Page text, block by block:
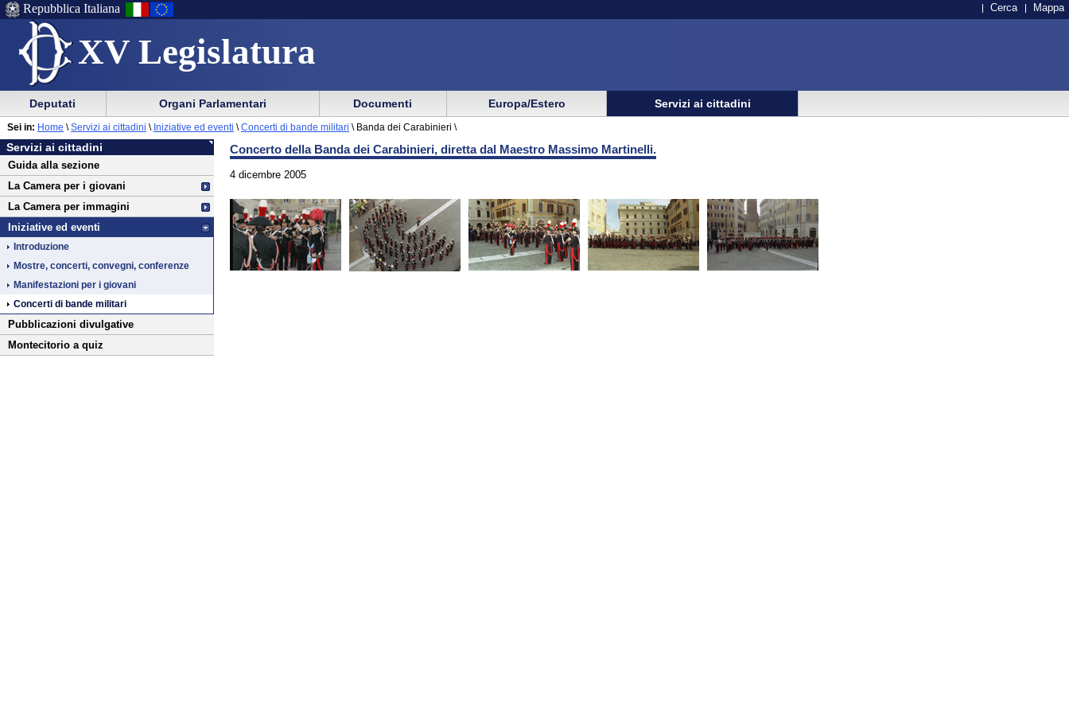
XV Legislatura
Menu
di
ausilio
alla
navigazione
Menu
di
navigazione
principale
Repubblica Italiana Cerca Mappa
Menu
di
navigazione
principale
menu
di
sezione
Deputati Organi Parlamentari Documenti Europa/Estero Servizi ai cittadini
Servizi
ai
cittadini
Vai
al
contenuto
Servizi ai cittadini
Guida alla sezione
La Camera per i giovani
La Camera per immagini
Iniziative ed eventi
Introduzione
Mostre, concerti, convegni, conferenze
Manifestazioni per i giovani
Concerti di bande militari
Pubblicazioni divulgative
Montecitorio a quiz
Sei in: Home \ Servizi ai cittadini \ Iniziative ed eventi \ Concerti di bande militari \ Banda dei Carabinieri \
Concerto della Banda dei Carabinieri, diretta dal Maestro Massimo Martinelli.
4 dicembre 2005